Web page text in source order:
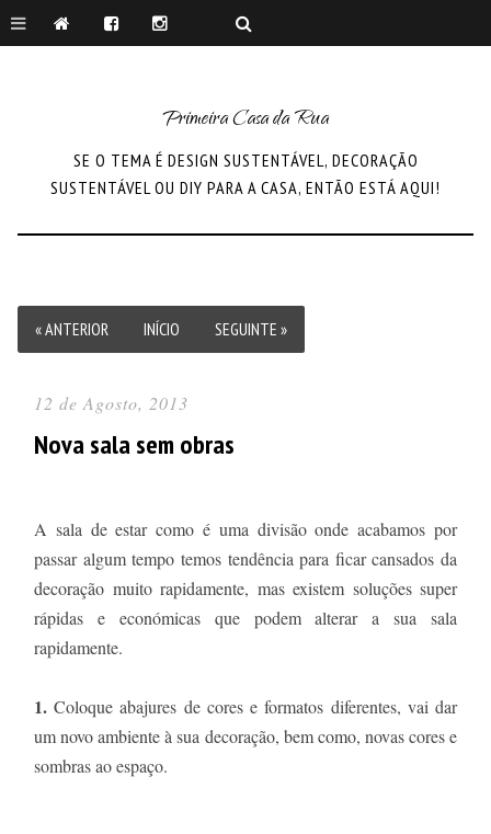
Primeira Casa da Rua
SE O TEMA É DESIGN SUSTENTÁVEL, DECORAÇÃO
SUSTENTÁVEL OU DIY PARA A CASA, ENTÃO ESTÁ AQUI!
« ANTERIOR INÍCIO SEGUINTE »
12 de Agosto, 2013
Nova sala sem obras
A sala de estar como é uma divisão onde acabamos por
passar algum tempo temos tendência para ficar cansados da
decoração muito rapidamente, mas existem soluções super
rápidas e económicas que podem alterar a sua sala
rapidamente.
1. Coloque abajures de cores e formatos diferentes, vai dar
um novo ambiente à sua decoração, bem como, novas cores e
sombras ao espaço.